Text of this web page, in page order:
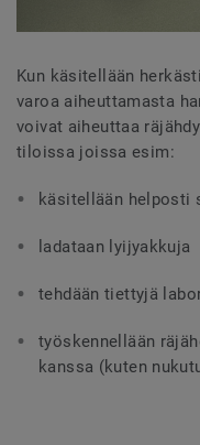
Kun käsitellään
varoa aiheuttamasta
voivat aiheuttaa
tiloissa joissa esim:
käsitellään helposti
ladataan lyijyakkuja
tehdään tiettyjä
työskennellään
kanssa (kuten